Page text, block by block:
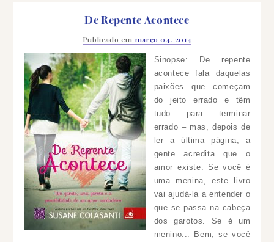
De Repente Acontece
Publicado em março 04, 2014
Sinopse: De repente
acontece fala daquelas
paixões que começam
do jeito errado e têm
tudo para terminar
errado – mas, depois de
ler a última página, a
gente acredita que o
amor existe. Se você é
uma menina, este livro
vai ajudá-la a entender o
que se passa na cabeça
dos garotos. Se é um
menino... Bem, se você